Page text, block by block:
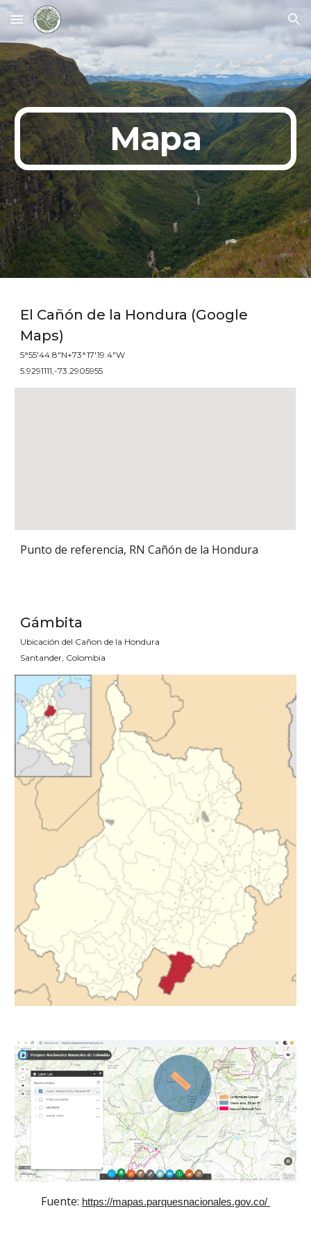
Skip to main content Skip to navigation
Mapa
El Cañón de la Hondura (Google
Maps)
5°55'44.8"N+73°17'19.4"W
5.9291111,-73.2905955
Punto de referencia, RN Cañón de la Hondura
Gámbita
Ubicación del Cañon de la Hondura
Santander, Colombia
Fuente: https://mapas.parquesnacionales.gov.co/